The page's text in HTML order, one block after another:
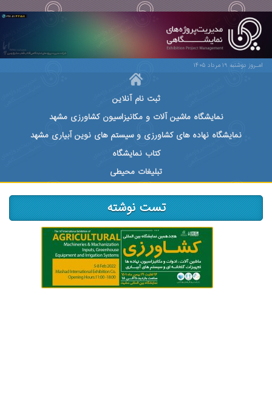
امـروز دوشنبه ۱۹ مرداد ۱۴۰۵
ثبت نام آنلاین
نمایشگاه ماشین آلات و مکانیزاسیون کشاورزی مشهد
نمایشگاه نهاده های کشاورزی و سیستم های نوین آبیاری مشهد
کتاب نمایشگاه
تبلیغات محیطی
تست نوشته